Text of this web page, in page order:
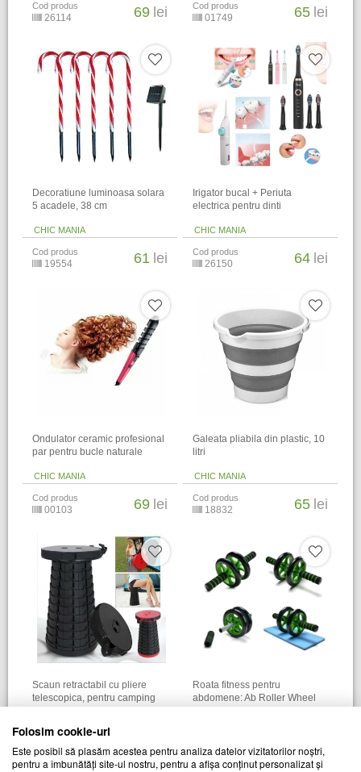
Cod produs
26114 69 lei Cod produs
01749 65 lei
Decoratiune luminoasa solara
5 acadele, 38 cm
CHIC MANIA
Cod produs
19554 61 lei
Irigator bucal + Periuta
electrica pentru dinti
CHIC MANIA
Cod produs
26150 64 lei
Ondulator ceramic profesional
par pentru bucle naturale
CHIC MANIA
Cod produs
00103 69 lei
Galeata pliabila din plastic, 10
litri
CHIC MANIA
Cod produs
18832 65 lei
Scaun retractabil cu pliere
telescopica, pentru camping
17936 69 lei
Roata fitness pentru
abdomene: Ab Roller Wheel
11258 72 lei
Folosim cookie-uri
Este posibil să plasăm acestea pentru analiza datelor vizitatorilor noștri,
pentru a îmbunătăți site-ul nostru, pentru a afișa conținut personalizat și